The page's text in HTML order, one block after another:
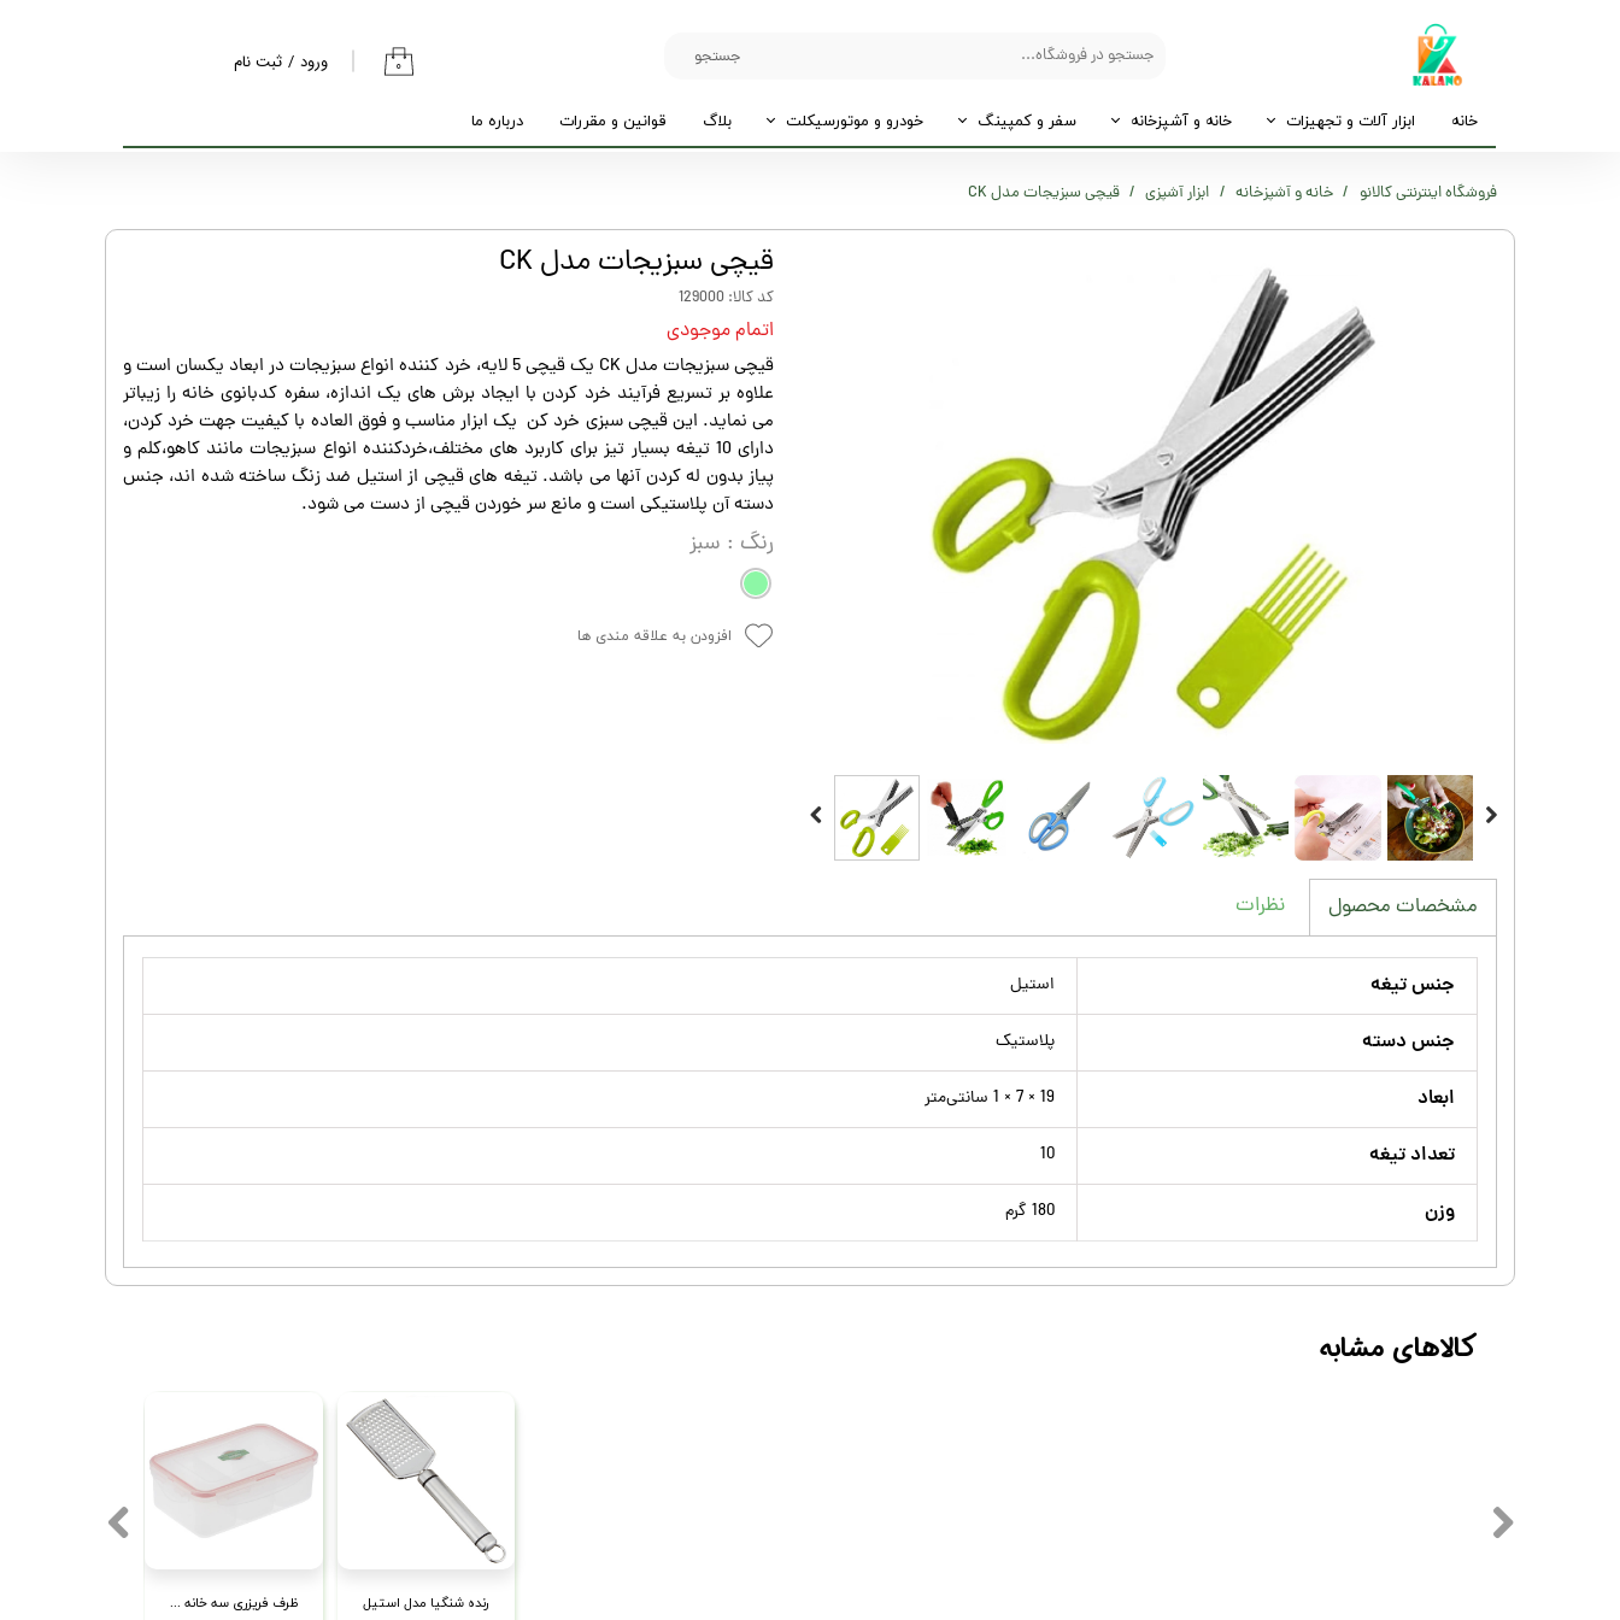
جستجو ۰ ورود / ثبت نام
تغییر گذر واژه
خروج از حساب
خانه ابزار آلات و تجهیزات خانه و آشپزخانه سفر و کمپینگ خودرو و موتورسیکلت بلاگ قوانین و مقررات درباره ما
فروشگاه اینترنتی کالانو خانه و آشپزخانه ابزار آشپزی قیچی سبزیجات مدل CK
قیچی سبزیجات مدل CK
کد کالا: 129000
اتمام موجودی
قیچی سبزیجات مدل CK یک قیچی 5 لایه، خرد کننده انواع سبزیجات در ابعاد یکسان است و
علاوه بر تسریع فرآیند خرد کردن با ایجاد برش های یک اندازه، سفره کدبانوی خانه را زیباتر
می نماید. این قیچی سبزی خرد کن یک ابزار مناسب و فوق العاده با کیفیت جهت خرد کردن،
دارای 10 تیغه بسیار تیز برای کاربرد های مختلف،خردکننده انواع سبزیجات مانند کاهو،کلم و
پیاز بدون له کردن آنها می باشد. تیغه های قیچی از استیل ضد زنگ ساخته شده اند، جنس
دسته آن پلاستیکی است و مانع سر خوردن قیچی از دست می شود.
رنگ : سبز
افزودن به علاقه مندی ها
مشخصات محصول نظرات
جنس تیغه استیل
جنس دسته پلاستیک
ابعاد 19 × 7 × 1 سانتی‌متر
تعداد تیغه 10
وزن 180 گرم
ظرف فریزری سه خانه لیمون مدل 774 رنده شنگیا مدل استیل
کالاهای مشابه